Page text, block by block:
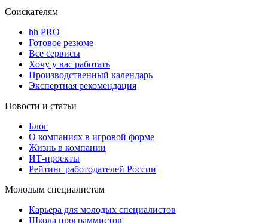
Соискателям
hh PRO
Готовое резюме
Все сервисы
Хочу у вас работать
Производственный календарь
Экспертная рекомендация
Новости и статьи
Блог
О компаниях в игровой форме
Жизнь в компании
ИТ-проекты
Рейтинг работодателей России
Молодым специалистам
Карьера для молодых специалистов
Школа программистов